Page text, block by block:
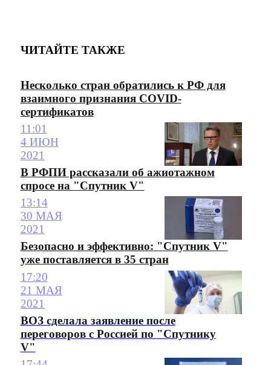
ЧИТАЙТЕ ТАКЖЕ
Несколько стран обратились к РФ для
взаимного признания COVID-
сертификатов
11:01
4 ИЮН
2021
В РФПИ рассказали об ажиотажном
спросе на "Спутник V"
13:14
30 МАЯ
2021
Безопасно и эффективно: "Спутник V"
уже поставляется в 35 стран
17:20
21 МАЯ
2021
ВОЗ сделала заявление после
переговоров с Россией по "Спутнику
V"